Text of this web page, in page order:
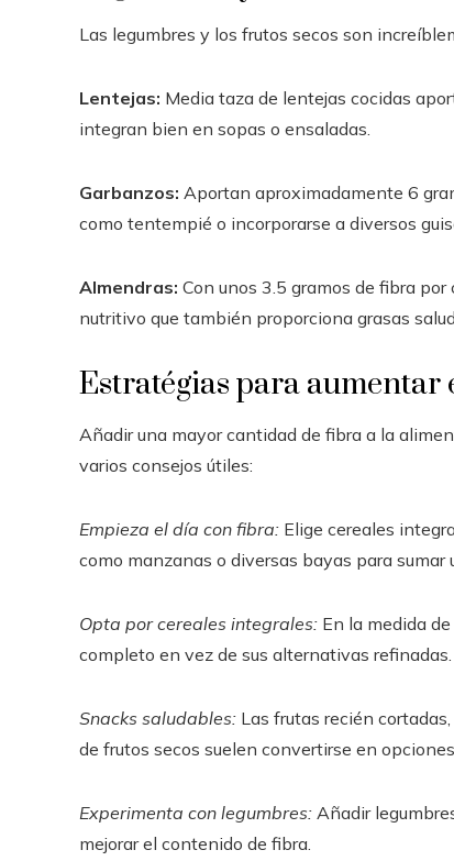
Las legumbres y los frutos secos son
Lentejas: Media taza de lentejas cocidas
integran bien en sopas o ensaladas.
Garbanzos: Aportan aproximadamente 6
como tentempié o incorporarse a diversos
Almendras: Con unos 3.5 gramos de fibra
nutritivo que también proporciona grasas
Estratégias para aumentar
Añadir una mayor cantidad de fibra a la
varios consejos útiles:
Empieza el día con fibra: Elige cereales
como manzanas o diversas bayas para sumar
Opta por cereales integrales: En la medida
completo en vez de sus alternativas refinadas.
Snacks saludables: Las frutas recién
de frutos secos suelen convertirse en
Experimenta con legumbres: Añadir
mejorar el contenido de fibra.